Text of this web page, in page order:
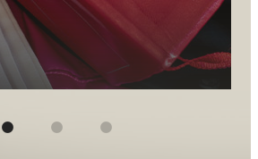
devant le tribunal,
: Maître BLONDET vous
étape des procédures